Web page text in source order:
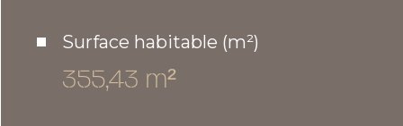
Surface habitable (m²)
355,43 m²